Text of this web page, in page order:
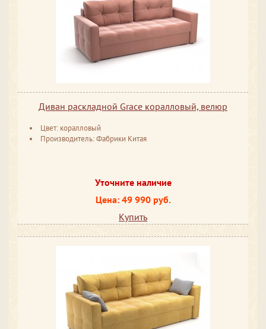
Диван раскладной Grace коралловый, велюр
Цвет: коралловый
Производитель: Фабрики Китая
Уточните наличие
Цена: 49 990 руб.
Купить